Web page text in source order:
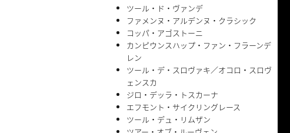
ツール・ド・ヴァンデ
ファメンヌ・アルデンヌ・クラシック
コッパ・アゴストーニ
カンピウンスハップ・ファン・フラーンデ
レン
ツール・デ・スロヴァキ／オコロ・スロヴ
ェンスカ
ジロ・デッラ・トスカーナ
エフモント・サイクリングレース
ツール・デュ・リムザン